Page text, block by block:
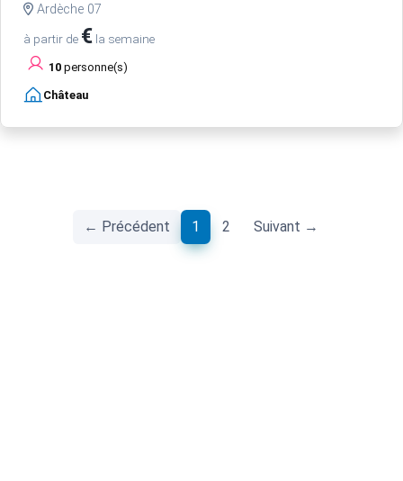
Ardèche 07
à partir de € la semaine
10 personne(s)
Château
← Précédent 1 (current)
2 Suivant →